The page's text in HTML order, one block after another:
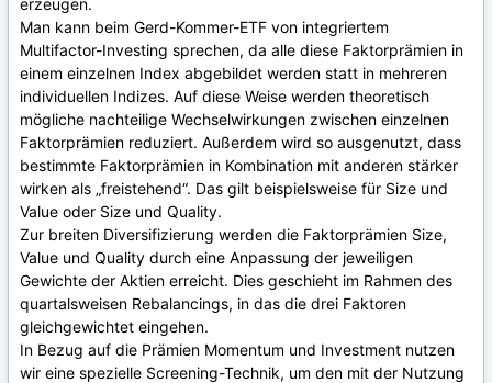
erzeugen.
Man kann beim Gerd-Kommer-ETF von integriertem
Multifactor-Investing sprechen, da alle diese Faktorprämien in
einem einzelnen Index abgebildet werden statt in mehreren
individuellen Indizes. Auf diese Weise werden theoretisch
mögliche nachteilige Wechselwirkungen zwischen einzelnen
Faktorprämien reduziert. Außerdem wird so ausgenutzt, dass
bestimmte Faktorprämien in Kombination mit anderen stärker
wirken als „freistehend“. Das gilt beispielsweise für Size und
Value oder Size und Quality.
Zur breiten Diversifizierung werden die Faktorprämien Size,
Value und Quality durch eine Anpassung der jeweiligen
Gewichte der Aktien erreicht. Dies geschieht im Rahmen des
quartalsweisen Rebalancings, in das die drei Faktoren
gleichgewichtet eingehen.
In Bezug auf die Prämien Momentum und Investment nutzen
wir eine spezielle Screening-Technik, um den mit der Nutzung